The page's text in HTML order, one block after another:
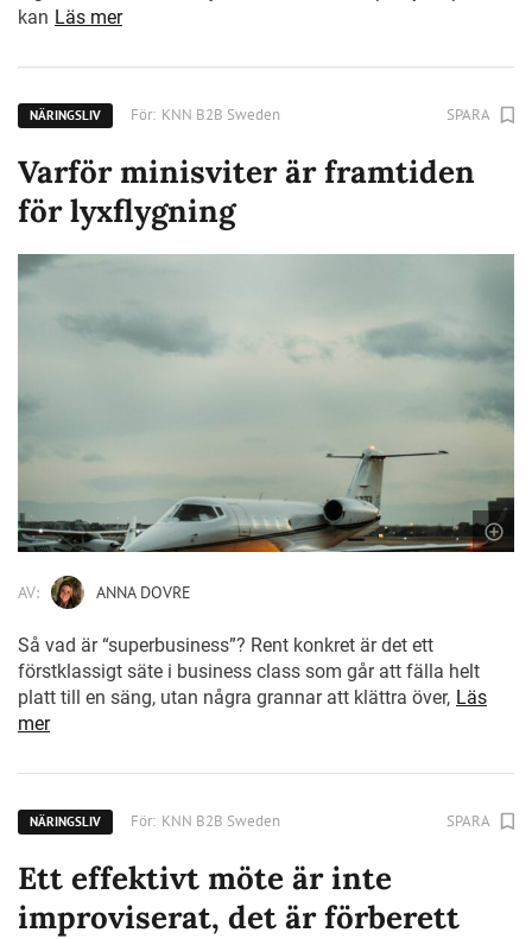
kan Läs mer
NÄRINGSLIV För: KNN B2B Sweden SPARA
Varför minisviter är framtiden
för lyxflygning
AV: ANNA DOVRE
Så vad är “superbusiness”? Rent konkret är det ett
förstklassigt säte i business class som går att fälla helt
platt till en säng, utan några grannar att klättra över, Läs
mer
NÄRINGSLIV För: KNN B2B Sweden SPARA
Ett effektivt möte är inte
improviserat, det är förberett